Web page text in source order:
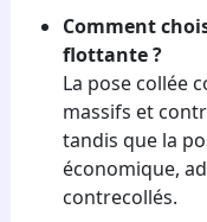
Comment
flottante ?
La pose collée
massifs et
tandis que la
économique,
contrecollés.